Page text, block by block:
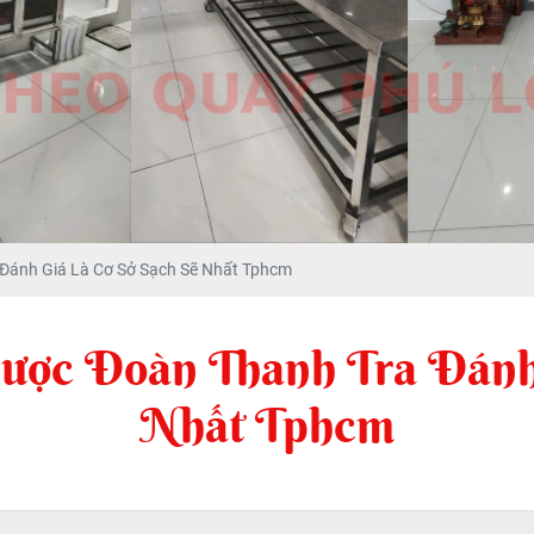
Giá Là Cơ Sở Sạch Sẽ Nhất Tphcm
Đoàn Thanh Tra Đánh
Nhất Tphcm